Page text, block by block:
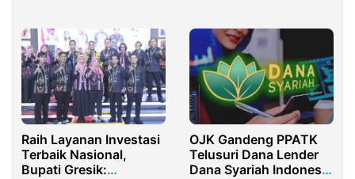
Raih Layanan Investasi
Terbaik Nasional,
Bupati Gresik:
OJK Gandeng PPATK
Telusuri Dana Lender
Dana Syariah Indonesia